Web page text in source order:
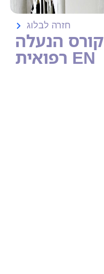
חזרה לבלוג
קורס הנעלה
רפואית EN